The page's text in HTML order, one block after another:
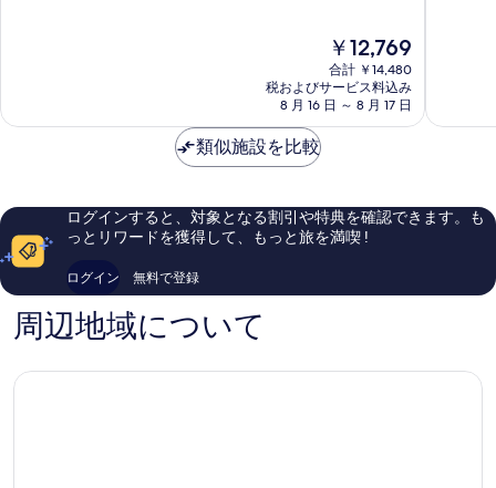
ー
ド
ォ
ー
素
い、
コ
ミ
件
の
コ
現
在
の
料
金
￥12,769
合計 ￥14,480
税およびサービス料込み
8 月 16 日 ～ 8 月 17 日
ル
ド
ク
素
い、
口
口
類似施設を比較
ログインすると、対象となる割引や特典を確認できます。も
っとリワードを獲得して、もっと旅を満喫 !
ログイン 無料で登録
周辺地域について